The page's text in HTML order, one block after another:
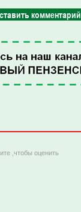
комментарий
,чтобы оценить